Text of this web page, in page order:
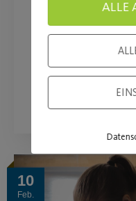
Post SV setzt
WEITERLESEN
10
Feb.
ALLE